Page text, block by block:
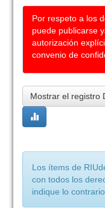
Por respeto a los
puede publicarse
autorización
convenio de
Mostrar el registro
Los ítems de
con todos los
indique lo contrario.